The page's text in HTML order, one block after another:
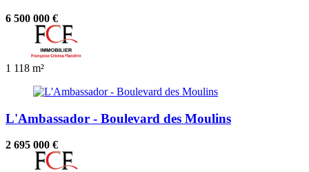
6 500 000 €
1 118 m²
L'Ambassador - Boulevard des Moulins
2 695 000 €